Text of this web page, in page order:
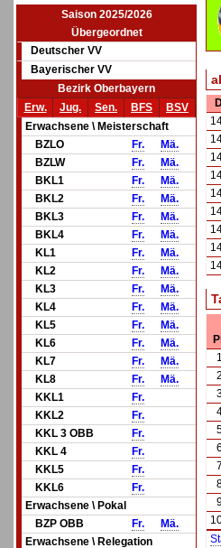
Saison 2025/2026
Übergeordnet
Deutscher VV
Bayerischer VV
Bezirk Oberbayern
Erw.
Jug. Sen. BFS
BSV
Erwachsene \ Meisterschaft
BZLO
Fr.
Mä.
BZLW
Fr.
Mä.
BKL1
Fr.
Mä.
BKL2
Fr.
Mä.
BKL3
Fr.
Mä.
BKL4
Fr.
Mä.
KL1
Fr.
Mä.
KL2
Fr.
Mä.
KL3
Fr.
Mä.
KL4
Fr.
Mä.
KL5
Fr.
Mä.
KL6
Fr.
Mä.
KL7
Fr.
Mä.
KL8
Fr.
Mä.
KKL1
Fr.
KKL2
Fr.
KKL 3 OBB
Fr.
KKL 4
Fr.
KKL5
Fr.
KKL6
Fr.
Erwachsene \ Pokal
BZP OBB
Fr.
Mä.
Erwachsene \ Relegation
1
2
6
7